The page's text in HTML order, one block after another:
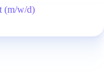
(m/w/d)